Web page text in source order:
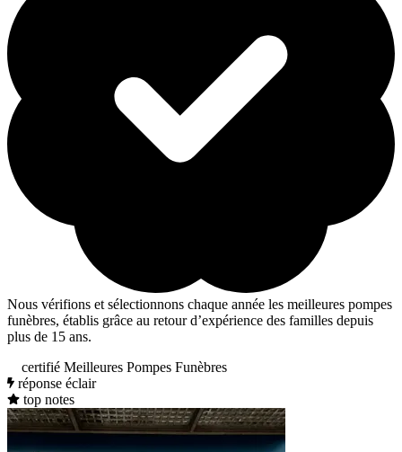
Nous vérifions et sélectionnons chaque année les meilleures pompes
funèbres, établis grâce au retour d’expérience des familles depuis
plus de 15 ans.
certifié Meilleures Pompes Funèbres
réponse éclair
top notes